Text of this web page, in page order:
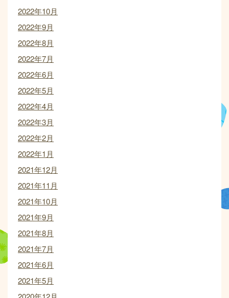
2022年10月
2022年9月
2022年8月
2022年7月
2022年6月
2022年5月
2022年4月
2022年3月
2022年2月
2022年1月
2021年12月
2021年11月
2021年10月
2021年9月
2021年8月
2021年7月
2021年6月
2021年5月